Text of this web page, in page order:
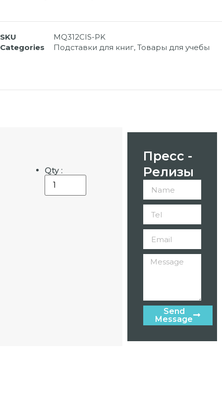
SKU
MQ312CIS-PK
Categories
Подставки для книг, Товары для учебы
Qty :
Пресс -
Релизы
Send
Message